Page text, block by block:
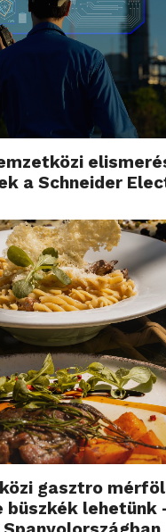
a Schneider
gasztro
büszkék lehetünk